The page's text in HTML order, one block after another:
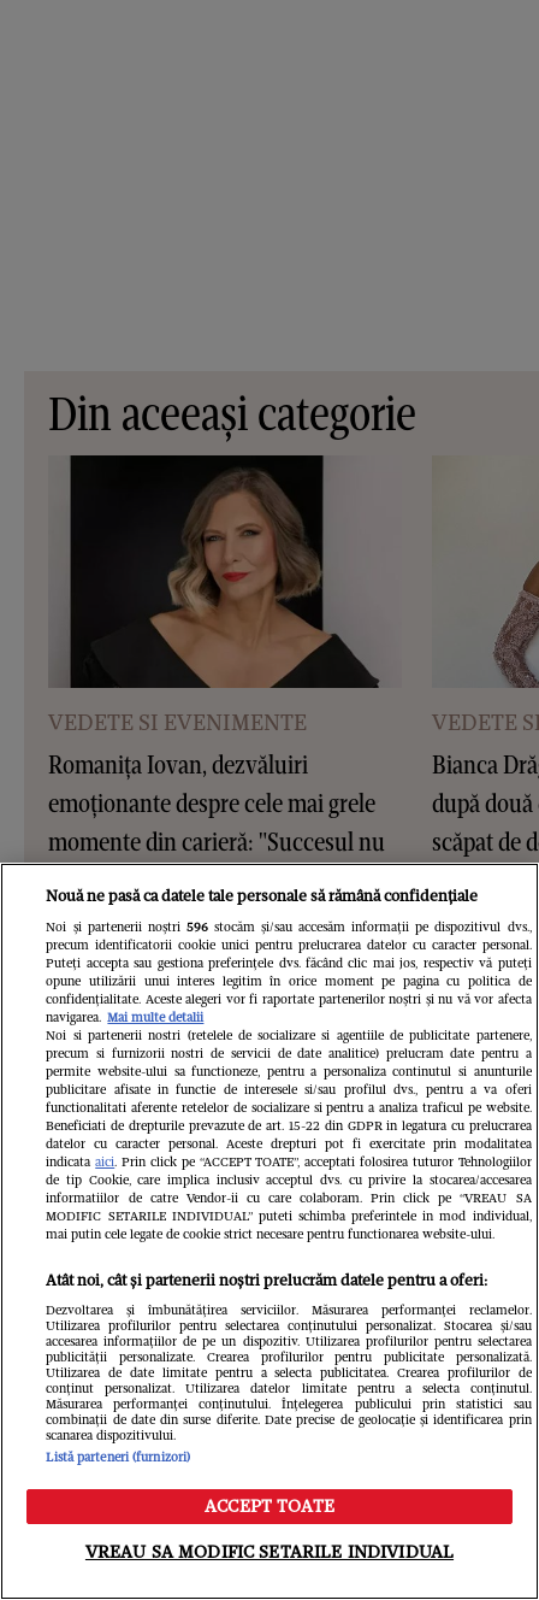
Din aceeași categorie
VEDETE SI EVENIMENTE
Romanița Iovan, dezvăluiri
emoționante despre cele mai grele
momente din carieră: "Succesul nu
este o destinație, ci un proces. Am
învățat să nu mă mai tem de greșeli"
/ EXCLUSIV
VEDETE
Bianca
după
scăpat de
Citește în continuare
Meniu Caută
Nouă ne pasă ca datele tale personale să rămână confidențiale
Noi și partenerii noștri 596stocăm și/sau accesăm informații pe dispozitivul dvs.,
precum identificatorii cookie unici pentru prelucrarea datelor cu caracter personal.
Puteți accepta sau gestiona preferințele dvs. făcând clic mai jos, respectiv vă puteți
opune utilizării unui interes legitim în orice moment pe pagina cu politica de
confidențialitate. Aceste alegeri vor fi raportate partenerilor noștri și nu vă vor afecta
navigarea. Mai multe detalii
Noi si partenerii nostri (retelele de socializare si agentiile de publicitate partenere,
precum si furnizorii nostri de servicii de date analitice) prelucram date pentru a
permite website-ului sa functioneze, pentru a personaliza continutul si anunturile
publicitare afisate in functie de interesele si/sau profilul dvs., pentru a va oferi
functionalitati aferente retelelor de socializare si pentru a analiza traficul pe website.
Beneficiati de drepturile prevazute de art. 15-22 din GDPR in legatura cu prelucrarea
datelor cu caracter personal. Aceste drepturi pot fi exercitate prin modalitatea
indicataaici. Prin click pe “ACCEPT TOATE”, acceptati folosirea tuturor Tehnologiilor
de tip Cookie, care implica inclusiv acceptul dvs. cu privire la stocarea/accesarea
informatiilor de catre Vendor-ii cu care colaboram. Prin click pe “VREAU SA
MODIFIC SETARILE INDIVIDUAL” puteti schimba preferintele in mod individual,
mai putin cele legate de cookie strict necesare pentru functionarea website-ului.
Atât noi, cât și partenerii noștri prelucrăm datele pentru a oferi:
Dezvoltarea și îmbunătățirea serviciilor. Măsurarea performanței reclamelor.
Utilizarea profilurilor pentru selectarea conținutului personalizat. Stocarea și/sau
accesarea informațiilor de pe un dispozitiv. Utilizarea profilurilor pentru selectarea
publicității personalizate. Crearea profilurilor pentru publicitate personalizată.
Utilizarea de date limitate pentru a selecta publicitatea. Crearea profilurilor de
conținut personalizat. Utilizarea datelor limitate pentru a selecta conținutul.
Măsurarea performanței conținutului. Înțelegerea publicului prin statistici sau
combinații de date din surse diferite. Date precise de geolocație și identificarea prin
scanarea dispozitivului.
Listă parteneri (furnizori)
ACCEPT TOATE
VREAU SA MODIFIC SETARILE INDIVIDUAL